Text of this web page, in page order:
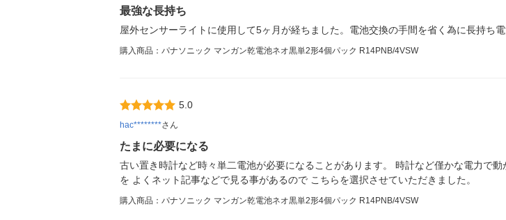
最強な長持ち
屋外センサーライトに使用して5ヶ月が経ちました。電池交換の手間を省く為に長持ち
購入商品：パナソニック マンガン乾電池ネオ黒単2形4個パック R14PNB/4VSW
5.0
hac********さん
たまに必要になる
古い置き時計など時々単二電池が必要になることがあります。 時計など僅かな電力で
を よくネット記事などで見る事があるので こちらを選択させていただきました。
購入商品：パナソニック マンガン乾電池ネオ黒単2形4個パック R14PNB/4VSW